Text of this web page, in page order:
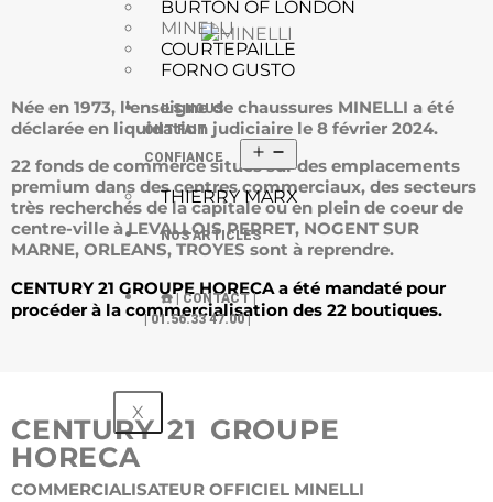
BURTON OF LONDON
MINELLI
COURTEPAILLE
FORNO GUSTO
ILS NOUS
ONT FAIT
CONFIANCE
THIERRY MARX
NOS ARTICLES
☎️ | CONTACT |
| 01.56.33 47.00 |
X
Née en 1973, l’enseigne de chaussures MINELLI a été
déclarée en liquidation judiciaire le 8 février 2024.
22 fonds de commerce situés sur des emplacements
premium dans des centres commerciaux, des secteurs
très recherchés de la capitale ou en plein de coeur de
centre-ville à LEVALLOIS PERRET, NOGENT SUR
MARNE, ORLEANS, TROYES sont à reprendre.
CENTURY 21 GROUPE HORECA a été mandaté pour
procéder à la commercialisation des 22 boutiques.
CENTURY 21 GROUPE
HORECA
COMMERCIALISATEUR OFFICIEL MINELLI